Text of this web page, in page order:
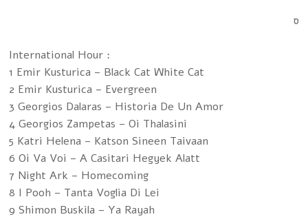
ס
International Hour :
1 Emir Kusturica – Black Cat White Cat
2 Emir Kusturica – Evergreen
3 Georgios Dalaras – Historia De Un Amor
4 Georgios Zampetas – Oi Thalasini
5 Katri Helena – Katson Sineen Taivaan
6 Oi Va Voi – A Casitari Hegyek Alatt
7 Night Ark – Homecoming
8 I Pooh – Tanta Voglia Di Lei
9 Shimon Buskila – Ya Rayah